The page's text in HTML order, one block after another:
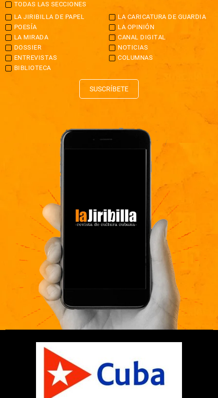
TODAS LAS SECCIONES
LA JIRIBILLA DE PAPEL
LA CARICATURA DE GUARDIA
POESÍA
LA OPINIÓN
LA MIRADA
CANAL DIGITAL
DOSSIER
NOTICIAS
ENTREVISTAS
COLUMNAS
BIBLIOTECA
SUSCRÍBETE